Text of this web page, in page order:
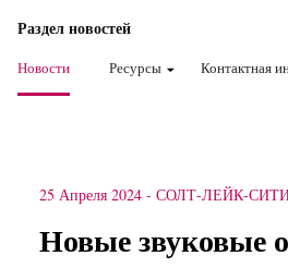
Раздел новостей
Новости Ресурсы Контактная
25 Апреля 2024 - СОЛТ-ЛЕЙК-
Новые звуковые